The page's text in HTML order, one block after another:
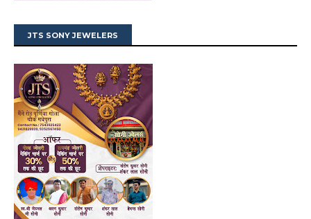
JTS SONY JEWELERS